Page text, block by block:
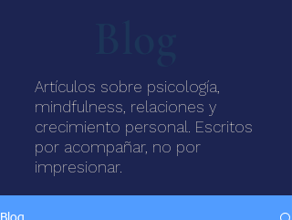
Artículos sobre psicología,
mindfulness, relaciones y
crecimiento personal. Escritos
por acompañar, no por
impresionar.